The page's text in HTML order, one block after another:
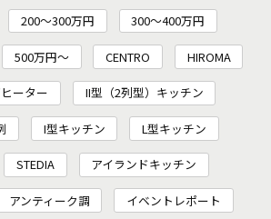
200〜300万円 300～400万円
500万円～ CENTRO HIROMA
ーター II型（2列型）キッチン
I型キッチン L型キッチン
STEDIA アイランドキッチン
アンティーク調 イベントレポート